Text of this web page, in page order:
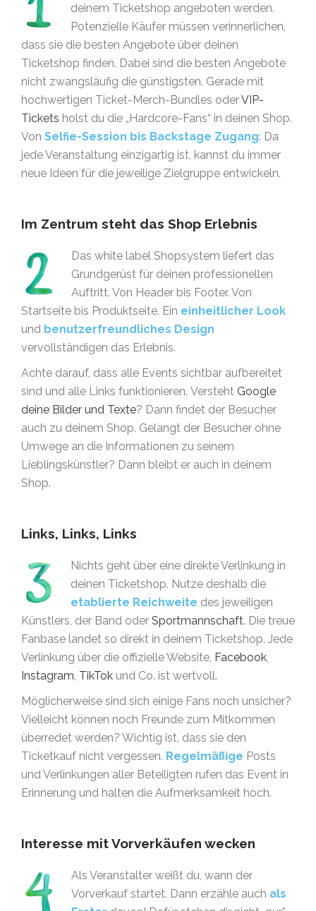
deinem Ticketshop angeboten werden.
Potenzielle Käufer müssen verinnerlichen,
dass sie die besten Angebote über deinen
Ticketshop finden. Dabei sind die besten Angebote
nicht zwangsläufig die günstigsten. Gerade mit
hochwertigen Ticket-Merch-Bundles oderVIP-
Tickets holst du die „Hardcore-Fans“ in deinen Shop.
Von Selfie-Session bis Backstage Zugang: Da
jede Veranstaltung einzigartig ist, kannst du immer
neue Ideen für die jeweilige Zielgruppe entwickeln.
Im Zentrum steht das Shop Erlebnis
Das white label Shopsystem liefert das
Grundgerüst für deinen professionellen
Auftritt. Von Header bis Footer. Von
Startseite bis Produktseite. Ein einheitlicher Look
und benutzerfreundliches Design
vervollständigen das Erlebnis.
Achte darauf, dass alle Events sichtbar aufbereitet
sind und alle Links funktionieren. Versteht Google
deine Bilder und Texte? Dann findet der Besucher
auch zu deinem Shop. Gelangt der Besucher ohne
Umwege an die Informationen zu seinem
Lieblingskünstler? Dann bleibt er auch in deinem
Shop.
Links, Links, Links
Nichts geht über eine direkte Verlinkung in
deinen Ticketshop. Nutze deshalb die
etablierte Reichweite des jeweiligen
Künstlers, der Band oder Sportmannschaft. Die treue
Fanbase landet so direkt in deinem Ticketshop. Jede
Verlinkung über die offizielle Website, Facebook,
Instagram, TikTok und Co. ist wertvoll.
Möglicherweise sind sich einige Fans noch unsicher?
Vielleicht können noch Freunde zum Mitkommen
überredet werden? Wichtig ist, dass sie den
Ticketkauf nicht vergessen. Regelmäßige Posts
und Verlinkungen aller Beteiligten rufen das Event in
Erinnerung und halten die Aufmerksamkeit hoch.
Interesse mit Vorverkäufen wecken
Als Veranstalter weißt du, wann der
Vorverkauf startet. Dann erzähle auch als